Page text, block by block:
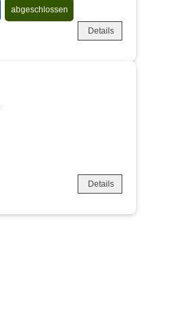
abgeschlossen
Details
Details